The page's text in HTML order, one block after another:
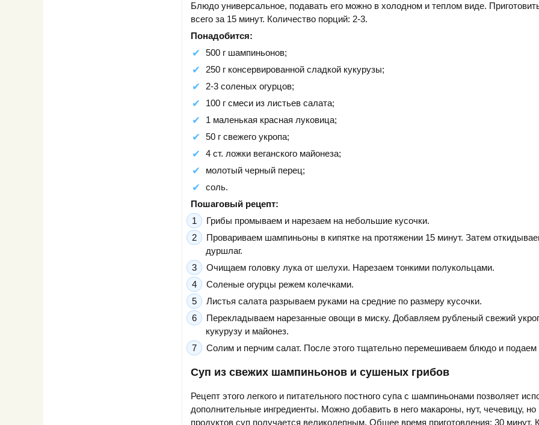
Блюдо универсальное, подавать его можно в холодном и теплом виде.
всего за 15 минут. Количество порций: 2-3.
Понадобится:
500 г шампиньонов;
250 г консервированной сладкой кукурузы;
2-3 соленых огурцов;
100 г смеси из листьев салата;
1 маленькая красная луковица;
50 г свежего укропа;
4 ст. ложки веганского майонеза;
молотый черный перец;
соль.
Пошаговый рецепт:
Грибы промываем и нарезаем на небольшие кусочки.
Провариваем шампиньоны в кипятке на протяжении 15 минут. Затем
дуршлаг.
Очищаем головку лука от шелухи. Нарезаем тонкими полукольцами.
Соленые огурцы режем колечками.
Листья салата разрываем руками на средние по размеру кусочки.
Перекладываем нарезанные овощи в миску. Добавляем рубленый свежий
кукурузу и майонез.
Солим и перчим салат. После этого тщательно перемешиваем блюдо и подаем
Суп из свежих шампиньонов и сушеных грибов
Рецепт этого легкого и питательного постного супа с шампиньонами позволяет
дополнительные ингредиенты. Можно добавить в него макароны, нут, чечевицу, но
продуктов суп получается великолепным. Общее время приготовления: 30 минут.